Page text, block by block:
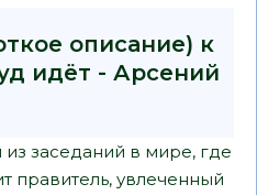
описание) к
идёт - Арсений
заседаний в мире, где
правитель, увлеченный